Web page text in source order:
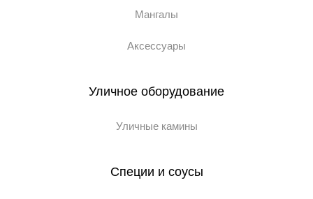
Мангалы
Аксессуары
Уличное оборудование
Уличные камины
Специи и соусы